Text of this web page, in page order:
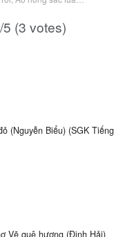
5 (3 votes)
(Nguyễn Biểu) (SGK Tiếng
Vẽ quê hương (Định Hải)